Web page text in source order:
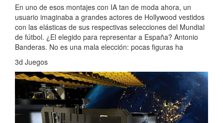
En uno de esos montajes con IA tan de moda ahora, un
usuario imaginaba a grandes actores de Hollywood vestidos
con las elásticas de sus respectivas selecciones del Mundial
de fútbol. ¿El elegido para representar a España? Antonio
Banderas. No es una mala elección: pocas figuras ha
3d Juegos